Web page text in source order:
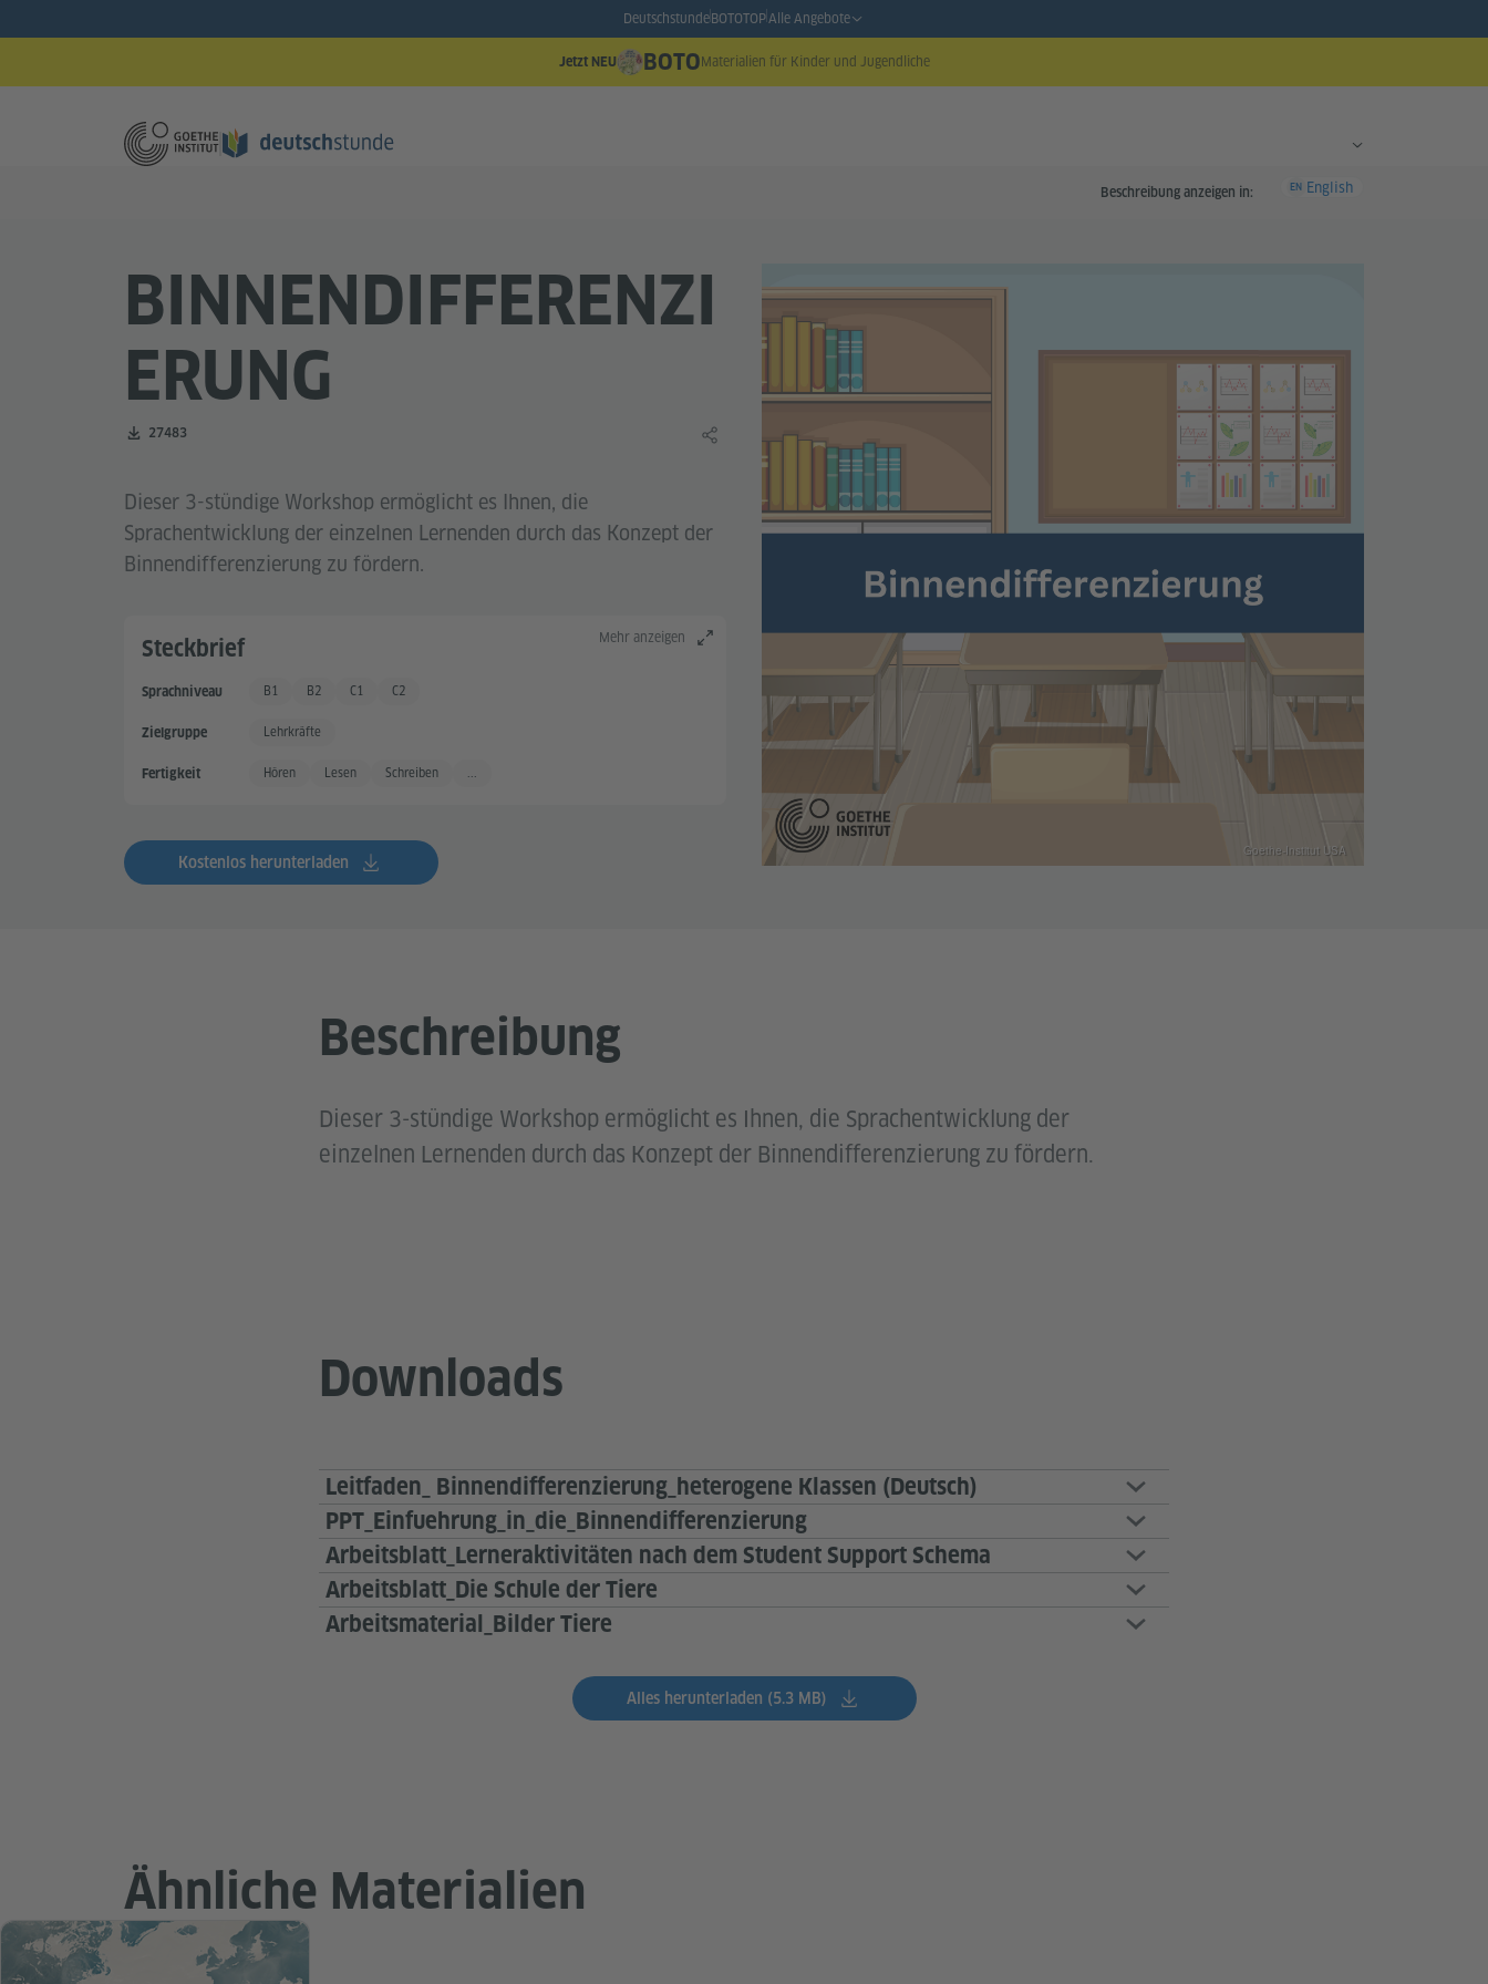
DeutschstundeBOTOTOPAlle Angebote
Jetzt NEU BOTOMaterialien für Kinder und Jugendliche
Beschreibung anzeigen in: EN English
BINNENDIFFERENZI
ERUNG
Zahl der Downloads:
27483
Lerninhalt teilen
Dieser 3-stündige Workshop ermöglicht es Ihnen, die
Sprachentwicklung der einzelnen Lernenden durch das Konzept der
Binnendifferenzierung zu fördern.
Mehr anzeigen
Steckbrief
Sprachniveau Gute Sprachkenntnisse
B1 Gute Sprachkenntnisse +
B2 Sehr gute Sprachkenntnisse
C1 Sehr gute Sprachkenntnisse +
C2
Zielgruppe Lehrkräfte
Fertigkeit Hören Lesen Schreiben ...
Kostenlos herunterladen
Goethe-Institut USA
Beschreibung
Dieser 3-stündige Workshop ermöglicht es Ihnen, die Sprachentwicklung der
einzelnen Lernenden durch das Konzept der Binnendifferenzierung zu fördern.
Downloads
Leitfaden_ Binnendifferenzierung_heterogene Klassen (Deutsch)
PPT_Einfuehrung_in_die_Binnendifferenzierung
Arbeitsblatt_Lerneraktivitäten nach dem Student Support Schema
Arbeitsblatt_Die Schule der Tiere
Arbeitsmaterial_Bilder Tiere
Alles herunterladen (5.3 MB)
Ähnliche Materialien